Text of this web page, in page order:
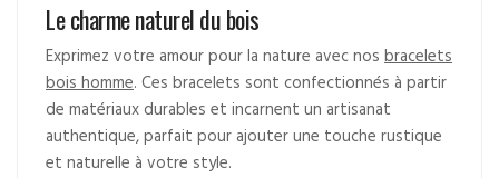
Le charme naturel du bois
Exprimez votre amour pour la nature avec nosbracelets
bois homme. Ces bracelets sont confectionnés à partir
de matériaux durables et incarnent un artisanat
authentique, parfait pour ajouter une touche rustique
et naturelle à votre style.